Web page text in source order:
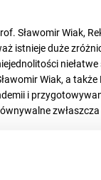
Sławomir Wiak,
istnieje duże
Wiak, a
i
się do